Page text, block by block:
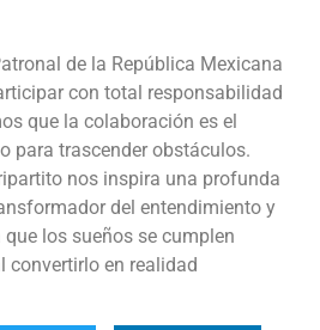
de la República Mexicana
con total responsabilidad
que la colaboración es el
para trascender obstáculos.
nos inspira una profunda
del entendimiento y
los sueños se cumplen
convertirlo en realidad